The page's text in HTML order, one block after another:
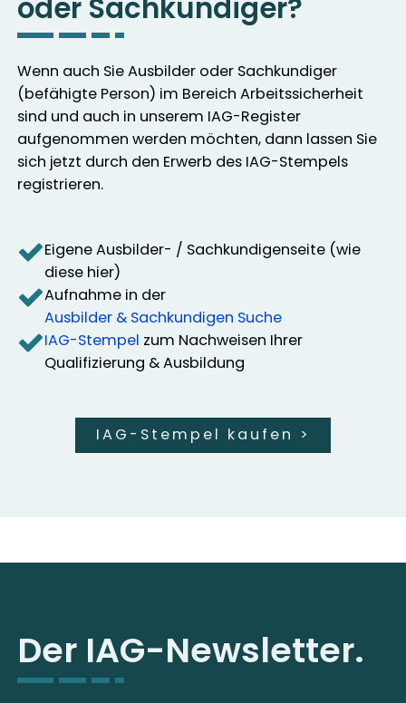
oder Sachkundiger?
Wenn auch Sie Ausbilder oder Sachkundiger
(befähigte Person) im Bereich Arbeitssicherheit
sind und auch in unserem IAG-Register
aufgenommen werden möchten, dann lassen Sie
sich jetzt durch den Erwerb des IAG-Stempels
registrieren.
Eigene Ausbilder- / Sachkundigenseite (wie
diese hier)
Aufnahme in der
Ausbilder & Sachkundigen Suche
IAG-Stempel zum Nachweisen Ihrer
Qualifizierung & Ausbildung
IAG-Stempel kaufen >
Der IAG-Newsletter.